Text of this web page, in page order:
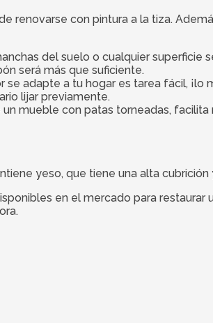
renovarse con pintura a la tiza.
del suelo o cualquier
será más que suficiente.
adapte a tu hogar es tarea fácil, ¡lo
lijar previamente.
mueble con patas torneadas,
yeso, que tiene una alta
en el mercado para